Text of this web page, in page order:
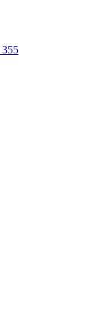
355